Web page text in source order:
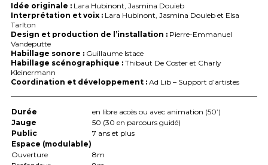
Idée originale :Lara Hubinont, Jasmina Douieb
Interprétation et voix :Lara Hubinont, Jasmina Douieb et Elsa
Tarlton
Design et production de l’installation :Pierre-Emmanuel
Vandeputte
Habillage sonore :Guillaume Istace
Habillage scénographique :Thibaut De Coster et Charly
Kleinermann
Coordination et développement :Ad Lib – Support d’artistes
Durée
en libre accès ou avec animation (50’)
Jauge
50 (30 en parcours guidé)
Public
7 ans et plus
Espace (modulable)
Ouverture
8m